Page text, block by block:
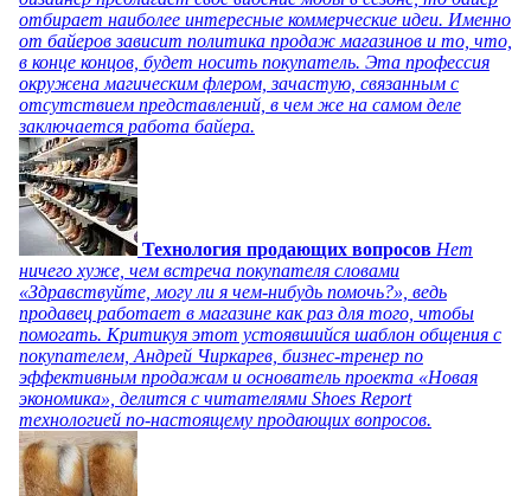
отбирает наиболее интересные коммерческие идеи. Именно
от байеров зависит политика продаж магазинов и то, что,
в конце концов, будет носить покупатель. Эта профессия
окружена магическим флером, зачастую, связанным с
отсутствием представлений, в чем же на самом деле
заключается работа байера.
Технология продающих вопросов Нет
ничего хуже, чем встреча покупателя словами
«Здравствуйте, могу ли я чем-нибудь помочь?», ведь
продавец работает в магазине как раз для того, чтобы
помогать. Критикуя этот устоявшийся шаблон общения с
покупателем, Андрей Чиркарев, бизнес-тренер по
эффективным продажам и основатель проекта «Новая
экономика», делится с читателями Shoes Report
технологией по-настоящему продающих вопросов.